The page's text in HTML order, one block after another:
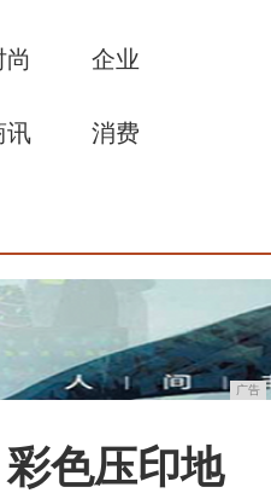
尚 企业
讯 消费
广告
色压印地